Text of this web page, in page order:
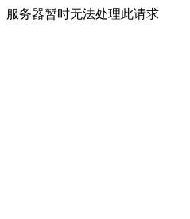
服务器暂时无法处理此请求